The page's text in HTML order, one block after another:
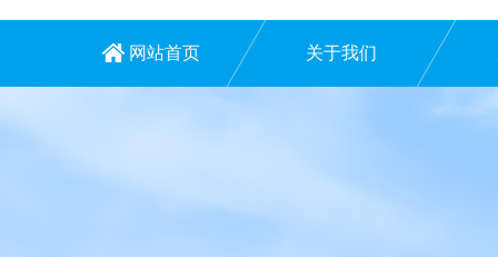
网站首页 关于我们